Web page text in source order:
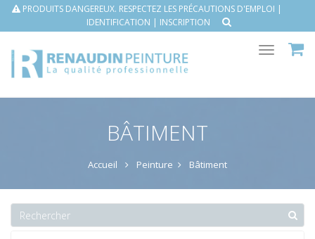
PRODUITS DANGEREUX. RESPECTEZ LES PRÉCAUTIONS D'EMPLOI |
IDENTIFICATION | INSCRIPTION
Toggle
BÂTIMENT
Accueil Peinture Bâtiment